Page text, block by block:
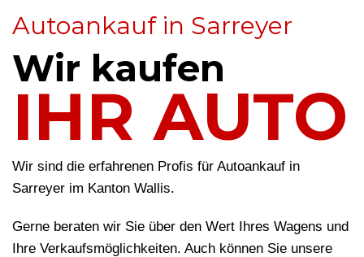
Autoankauf in Sarreyer
Wir kaufen
IHR AUTO
Wir sind die erfahrenen Profis für Autoankauf in
Sarreyer im Kanton Wallis.
Gerne beraten wir Sie über den Wert Ihres Wagens und
Ihre Verkaufsmöglichkeiten. Auch können Sie unsere